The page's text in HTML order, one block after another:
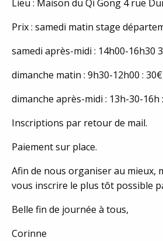
Lieu : Maison du Qi Gong 4 rue
Prix : samedi matin stage
samedi après-midi : 14h00-16h30
dimanche matin : 9h30-12h00 : 30€
dimanche après-midi : 13h-30-16h
Inscriptions par retour de mail.
Paiement sur place.
Afin de nous organiser au mieux,
vous inscrire le plus tôt possible
Belle fin de journée à tous,
Corinne